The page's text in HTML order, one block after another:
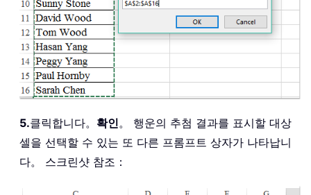
5.클릭합니다。 확인。 행운의 추첨 결과를 표시할 대상
셀을 선택할 수 있는 또 다른 프롬프트 상자가 나타납니
다。 스크린샷 참조：